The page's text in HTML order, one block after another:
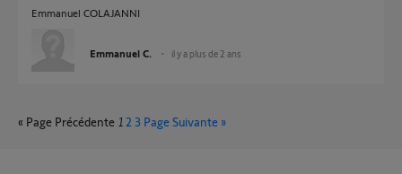
Emmanuel COLAJANNI
Emmanuel C. il y a plus de 2 ans
« Page Précédente 1 2 3 Page Suivante »